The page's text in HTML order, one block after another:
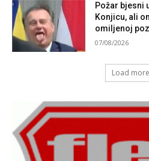
Požar bjesni
Konjicu, ali
omiljenoj
07/08/2026
Load more